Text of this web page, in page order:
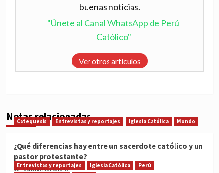
buenas noticias.
"Únete al Canal WhatsApp de Perú
Católico"
Ver otros artículos
Notas relacionadas
Catequesis Entrevistas y reportajes Iglesia Católica Mundo
¿Qué diferencias hay entre un sacerdote católico y un
pastor protestante?
Patricia Alcántara C.
Entrevistas y reportajes Iglesia Católica
Perú